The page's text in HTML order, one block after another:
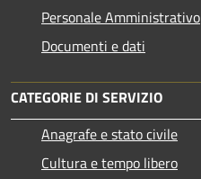
Personale Amministrativo
Documenti e dati
CATEGORIE DI SERVIZIO
Anagrafe e stato civile
Cultura e tempo libero